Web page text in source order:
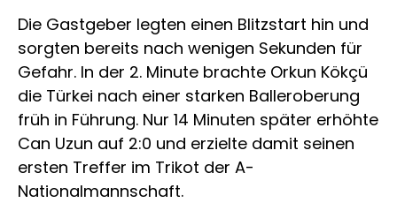
Die Gastgeber legten einen Blitzstart hin und
sorgten bereits nach wenigen Sekunden für
Gefahr. In der 2. Minute brachte Orkun Kökçü
die Türkei nach einer starken Balleroberung
früh in Führung. Nur 14 Minuten später erhöhte
Can Uzun auf 2:0 und erzielte damit seinen
ersten Treffer im Trikot der A-
Nationalmannschaft.